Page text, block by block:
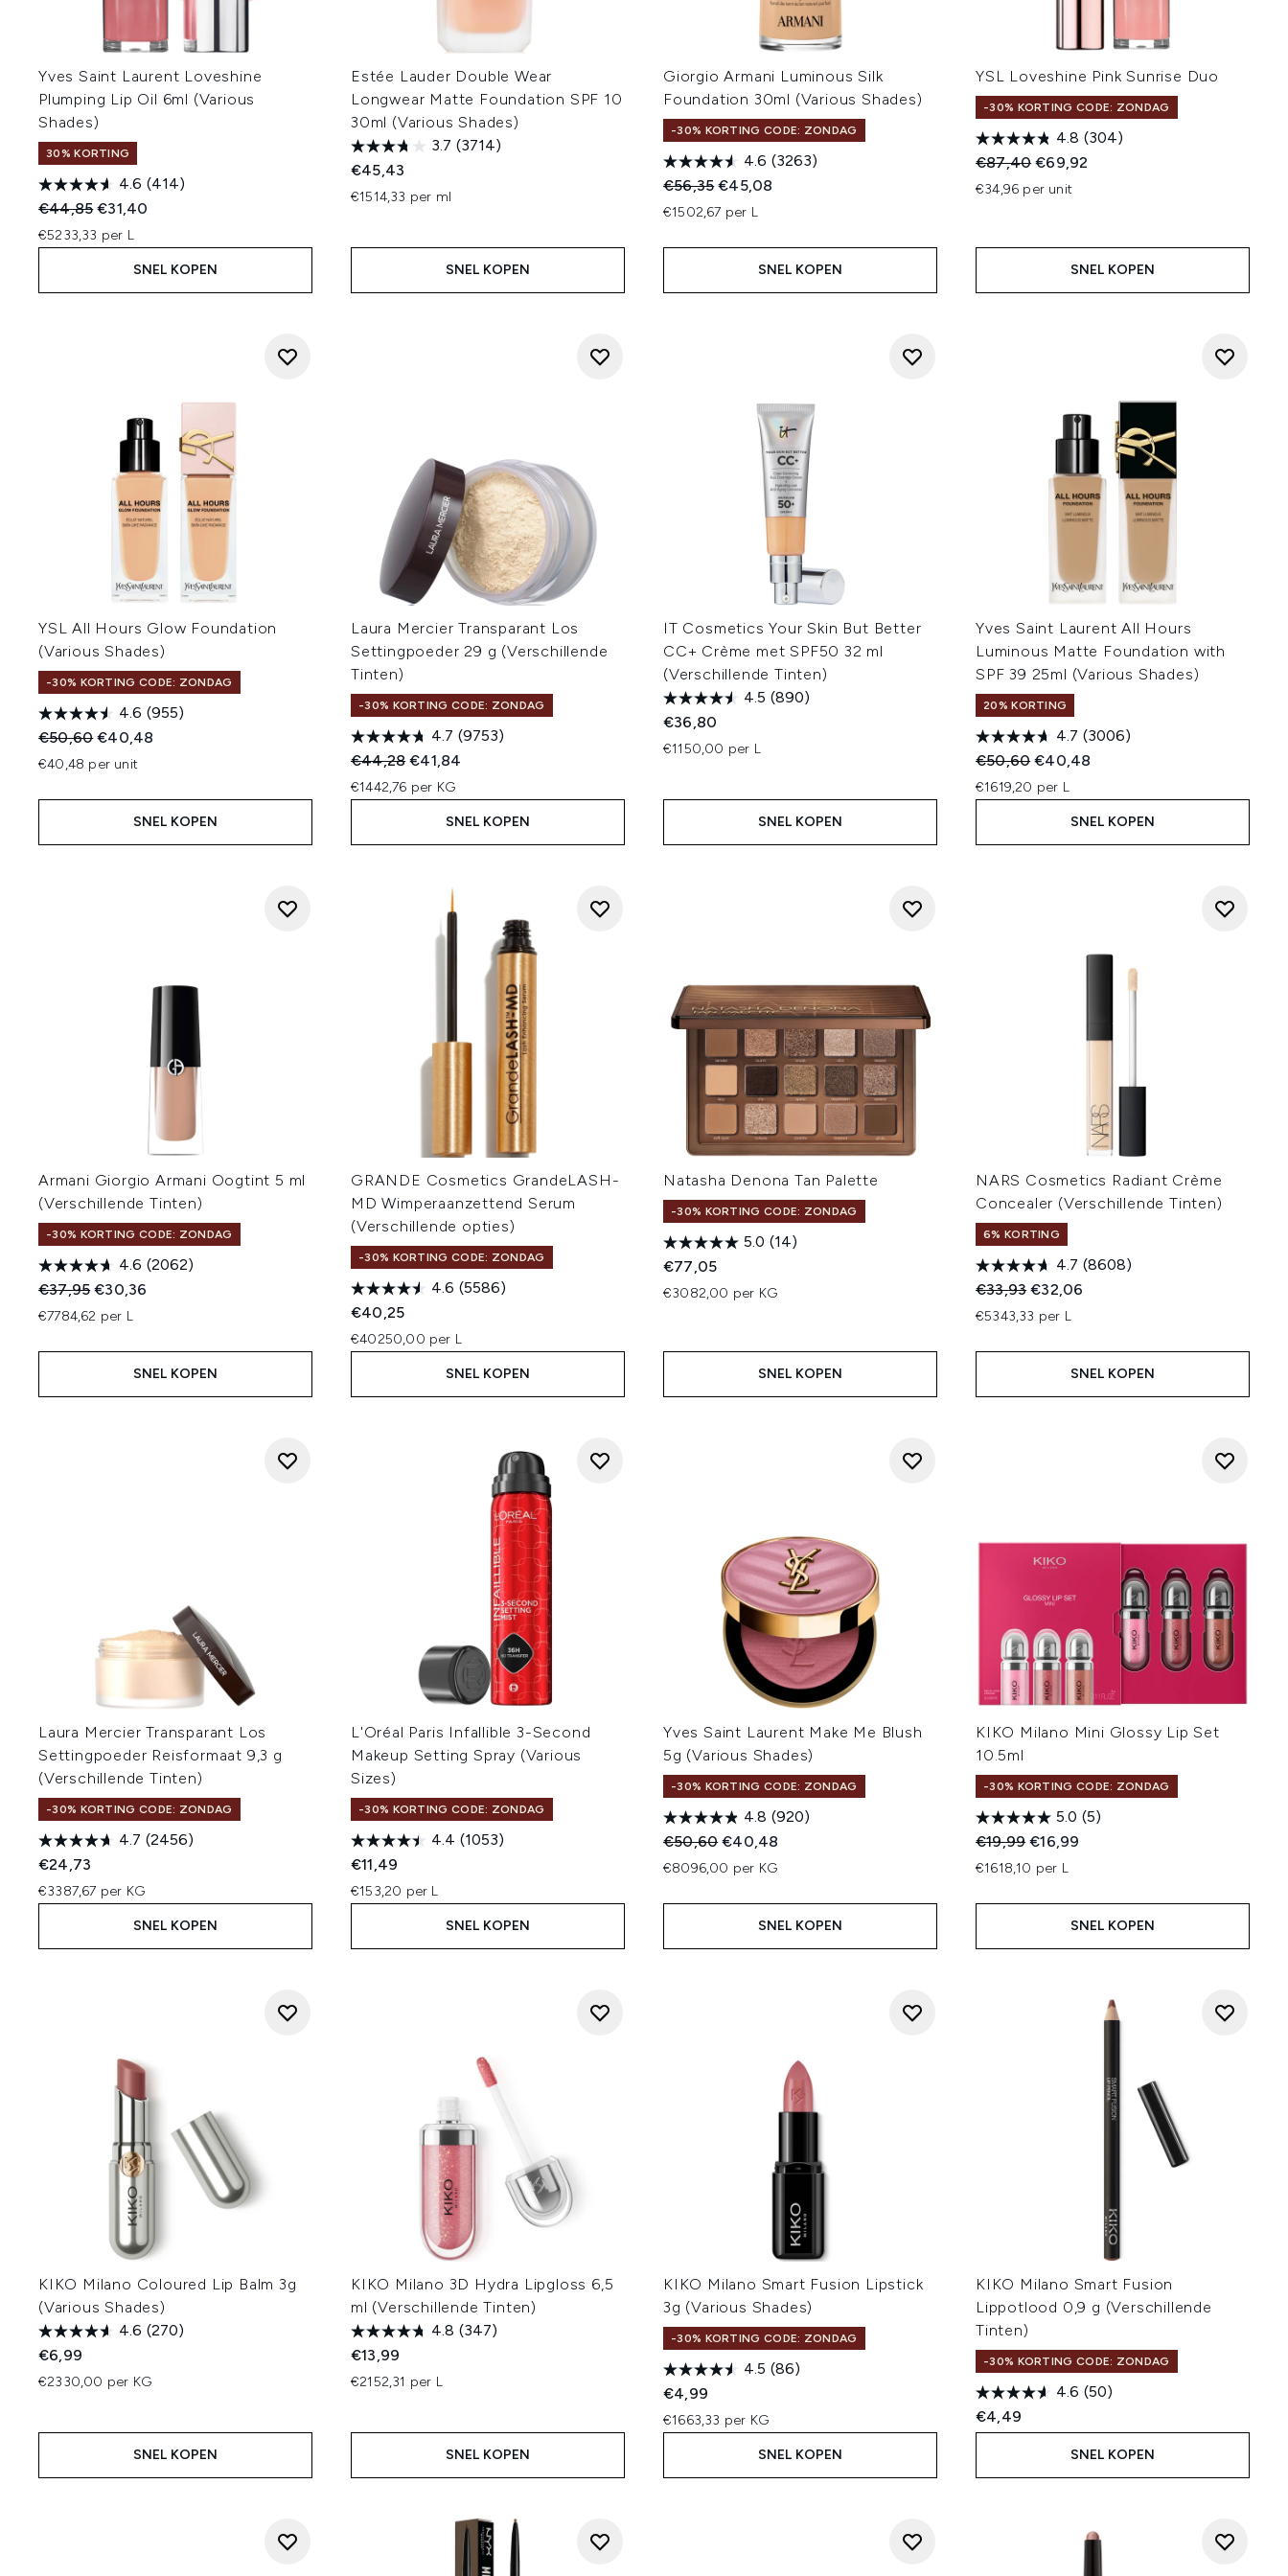
Yves Saint Laurent Loveshine
Plumping Lip Oil 6ml (Various
Shades)
30% KORTING
4.6 (414)
Recommended Retail Price:
€44,85Huidige prijs:
€31,40
€5233,33 per L
SNEL KOPEN
Estée Lauder Double Wear
Longwear Matte Foundation SPF 10
30ml (Various Shades)
3.7 (3714)
€45,43
€1514,33 per ml
SNEL KOPEN
Giorgio Armani Luminous Silk
Foundation 30ml (Various Shades)
-30% KORTING CODE: ZONDAG
4.6 (3263)
Recommended Retail Price:
€56,35Huidige prijs:
€45,08
€1502,67 per L
SNEL KOPEN
YSL Loveshine Pink Sunrise Duo
-30% KORTING CODE: ZONDAG
4.8 (304)
Recommended Retail Price:
€87,40Huidige prijs:
€69,92
€34,96 per unit
SNEL KOPEN
YSL All Hours Glow Foundation
(Various Shades)
-30% KORTING CODE: ZONDAG
4.6 (955)
Recommended Retail Price:
€50,60Huidige prijs:
€40,48
€40,48 per unit
SNEL KOPEN
Laura Mercier Transparant Los
Settingpoeder 29 g (Verschillende
Tinten)
-30% KORTING CODE: ZONDAG
4.7 (9753)
Recommended Retail Price:
€44,28Huidige prijs:
€41,84
€1442,76 per KG
SNEL KOPEN
IT Cosmetics Your Skin But Better
CC+ Crème met SPF50 32 ml
(Verschillende Tinten)
4.5 (890)
€36,80
€1150,00 per L
SNEL KOPEN
Yves Saint Laurent All Hours
Luminous Matte Foundation with
SPF 39 25ml (Various Shades)
20% KORTING
4.7 (3006)
Recommended Retail Price:
€50,60Huidige prijs:
€40,48
€1619,20 per L
SNEL KOPEN
Armani Giorgio Armani Oogtint 5 ml
(Verschillende Tinten)
-30% KORTING CODE: ZONDAG
4.6 (2062)
Recommended Retail Price:
€37,95Huidige prijs:
€30,36
€7784,62 per L
SNEL KOPEN
GRANDE Cosmetics GrandeLASH-
MD Wimperaanzettend Serum
(Verschillende opties)
-30% KORTING CODE: ZONDAG
4.6 (5586)
€40,25
€40250,00 per L
SNEL KOPEN
Natasha Denona Tan Palette
-30% KORTING CODE: ZONDAG
5.0 (14)
€77,05
€3082,00 per KG
SNEL KOPEN
NARS Cosmetics Radiant Crème
Concealer (Verschillende Tinten)
6% KORTING
4.7 (8608)
Recommended Retail Price:
€33,93Huidige prijs:
€32,06
€5343,33 per L
SNEL KOPEN
Laura Mercier Transparant Los
Settingpoeder Reisformaat 9,3 g
(Verschillende Tinten)
-30% KORTING CODE: ZONDAG
4.7 (2456)
€24,73
€3387,67 per KG
SNEL KOPEN
L'Oréal Paris Infallible 3-Second
Makeup Setting Spray (Various
Sizes)
-30% KORTING CODE: ZONDAG
4.4 (1053)
€11,49
€153,20 per L
SNEL KOPEN
Yves Saint Laurent Make Me Blush
5g (Various Shades)
-30% KORTING CODE: ZONDAG
4.8 (920)
Recommended Retail Price:
€50,60Huidige prijs:
€40,48
€8096,00 per KG
SNEL KOPEN
KIKO Milano Mini Glossy Lip Set
10.5ml
-30% KORTING CODE: ZONDAG
5.0 (5)
Recommended Retail Price:
€19,99Huidige prijs:
€16,99
€1618,10 per L
SNEL KOPEN
KIKO Milano Coloured Lip Balm 3g
(Various Shades)
4.6 (270)
€6,99
€2330,00 per KG
SNEL KOPEN
KIKO Milano 3D Hydra Lipgloss 6,5
ml (Verschillende Tinten)
4.8 (347)
€13,99
€2152,31 per L
SNEL KOPEN
KIKO Milano Smart Fusion Lipstick
3g (Various Shades)
-30% KORTING CODE: ZONDAG
4.5 (86)
€4,99
€1663,33 per KG
SNEL KOPEN
KIKO Milano Smart Fusion
Lippotlood 0,9 g (Verschillende
Tinten)
-30% KORTING CODE: ZONDAG
4.6 (50)
€4,49
SNEL KOPEN